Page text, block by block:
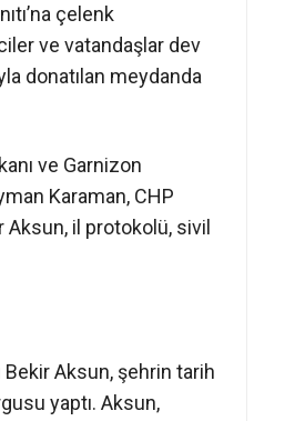
çelenk
ve vatandaşlar dev
donatılan meydanda
ve Garnizon
Karaman, CHP
Aksun, il protokolü, sivil
Aksun, şehrin tarih
yaptı. Aksun,